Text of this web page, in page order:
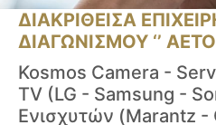
ΔΙΑΚΡΙΘΕΙΣΑ
ΔΙΑΓΩΝΙΣΜΟΥ ‘’ ΑΕΤΟΙ
Kosmos Camera -
TV (LG - Samsung -
Ενισχυτών (Marantz -